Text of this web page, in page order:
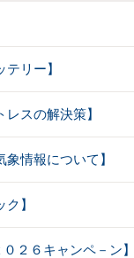
リー】
スの解決策】
情報について】
】
２６キャンペ－ン】